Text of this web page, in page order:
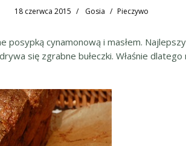
18 czerwca 2015 Gosia Pieczywo
posypką cynamonową i masłem.
się zgrabne bułeczki. Właśnie